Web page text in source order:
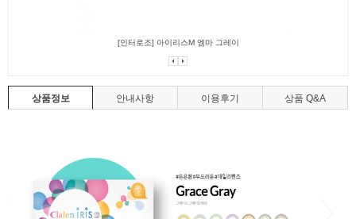
[인터로조] 아이리스M 엠마 그레이
상품정보 안내사항 이용후기 상품 Q&A